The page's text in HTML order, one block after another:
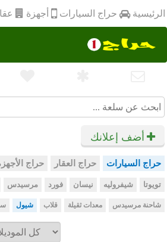
الرئيسية حراج السيارات أجهزة
أضف إعلانك
حراج السيارات حراج العقار حراج
تويوتا شيفروليه نيسان فورد مرسيدس
شاحنة مرسيدس معدات ثقيلة قلاب شيول